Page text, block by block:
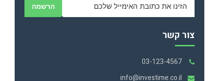
הרשמה
צור קשר
03-123-4567
info@investime.co.il